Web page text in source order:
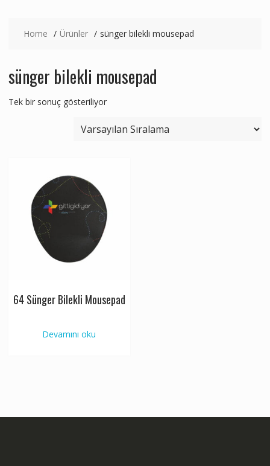
Home Ürünler sünger bilekli mousepad
sünger bilekli mousepad
Tek bir sonuç gösteriliyor
64 Sünger Bilekli Mousepad
Devamını oku